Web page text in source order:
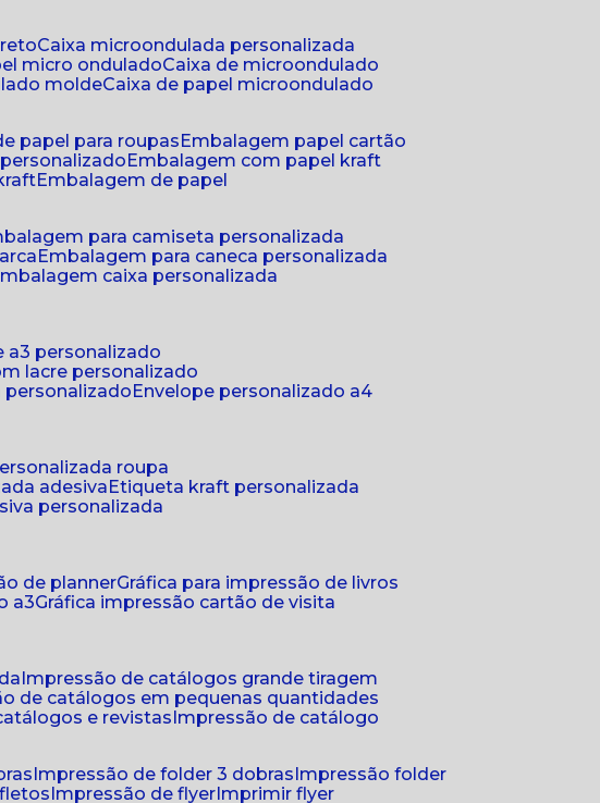
caixa microondulada personalizada
micro ondulado
caixa de microondulado
molde
caixa de papel microondulado
papel para roupas
embalagem papel cartão
embalagem com papel kraft
embalagem de papel
para camiseta personalizada
embalagem para caneca personalizada
embalagem caixa personalizada
a3 personalizado
lacre personalizado
personalizado
envelope personalizado a4
roupa
adesiva
etiqueta kraft personalizada
personalizada
de planner
gráfica para impressão de livros
a3
gráfica impressão cartão de visita
impressão de catálogos grande tiragem
de catálogos em pequenas quantidades
e revistas impressão de catálogo
impressão de folder 3 dobras impressão folder
impressão de flyer imprimir flyer